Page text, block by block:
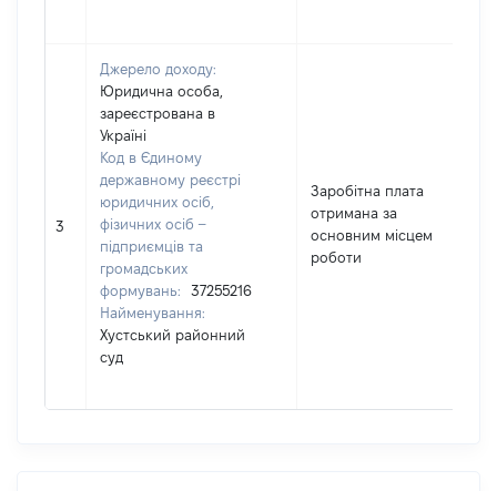
3
Джерело доходу:
Юридична особа,
зареєстрована в
Україні
Код в Єдиному
державному реєстрі
юридичних осіб,
фізичних осіб –
підприємців та
громадських
формувань:
37255216
Найменування:
Хустський районний
суд
Заробітна плата
отримана за
основним місцем
роботи